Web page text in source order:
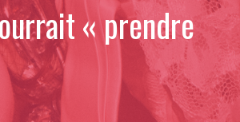
« prendre